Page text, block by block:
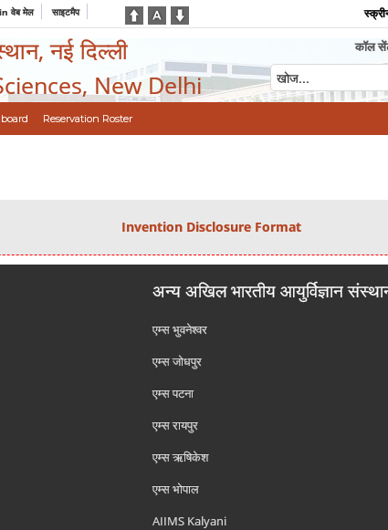
वेब मेल साइटमैप
नई दिल्ली
New Delhi
कॉल
Reservation Roster
Invention Disclosure Format
अन्य अखिल भारतीय आयुर्विज्ञान
एम्‍स भुवनेश्वर
एम्‍स जोधपुर
एम्‍स पटना
एम्‍स रायपुर
एम्‍स ऋषिकेश
एम्‍स भोपाल
AIIMS Kalyani